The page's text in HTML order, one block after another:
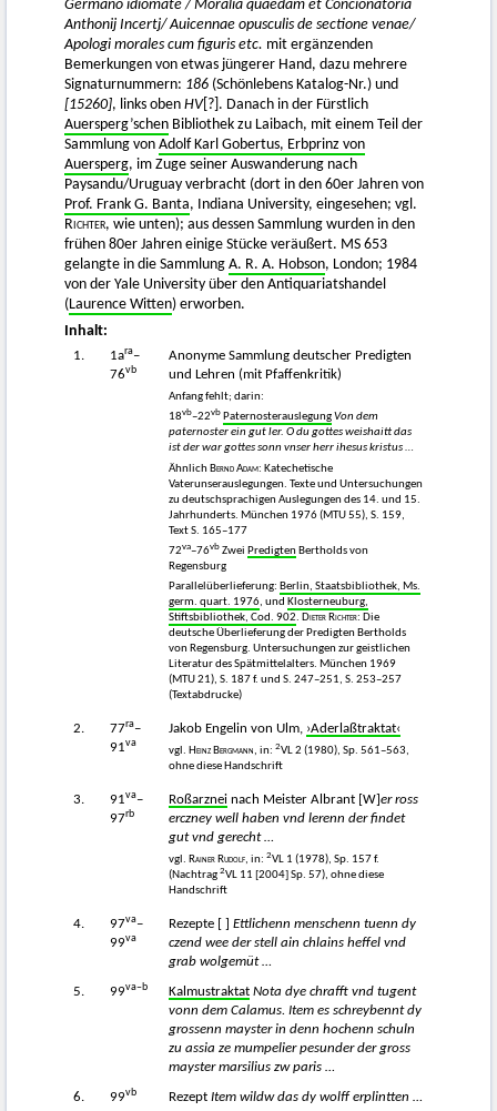
Germano idiomate / Moralia quaedam et Concionatoria
Anthonij Incertj/ Auicennae opusculis de sectione venae/
Apologi morales cum figuris etc. mit ergänzenden
Bemerkungen von etwas jüngerer Hand, dazu mehrere
Signaturnummern: 186 (Schönlebens Katalog-Nr.) und
[15260], links oben HV[?]. Danach in der Fürstlich
Auersperg’schen Bibliothek zu Laibach, mit einem Teil der
Sammlung von Adolf Karl Gobertus, Erbprinz von
Auersperg, im Zuge seiner Auswanderung nach
Paysandu/Uruguay verbracht (dort in den 60er Jahren von
Prof. Frank G. Banta, Indiana University, eingesehen; vgl.
Richter, wie unten); aus dessen Sammlung wurden in den
frühen 80er Jahren einige Stücke veräußert. MS 653
gelangte in die Sammlung A. R. A. Hobson, London; 1984
von der Yale University über den Antiquariatshandel
(Laurence Witten) erworben.
Inhalt:
1. 1ara–
76vb
Anonyme Sammlung deutscher Predigten
und Lehren (mit Pfaffenkritik)
Anfang fehlt; darin:
18vb–22vb PaternosterauslegungVon dem
paternoster ein gut ler. O du gottes weishaitt das
ist der war gottes sonn vnser herr ihesus kristus…
Ähnlich Bernd Adam: Katechetische
Vaterunserauslegungen. Texte und Untersuchungen
zu deutschsprachigen Auslegungen des 14. und 15.
Jahrhunderts. München 1976 (MTU 55), S. 159,
Text S. 165–177
72va–76vb Zwei Predigten Bertholds von
Regensburg
Parallelüberlieferung: Berlin, Staatsbibliothek, Ms.
germ. quart. 1976, und Klosterneuburg,
Stiftsbibliothek, Cod. 902. Dieter Richter: Die
deutsche Überlieferung der Predigten Bertholds
von Regensburg. Untersuchungen zur geistlichen
Literatur des Spätmittelalters. München 1969
(MTU 21), S. 187 f. und S. 247–251, S. 253–257
(Textabdrucke)
2. 77ra–
91va
Jakob Engelin von Ulm, ›Aderlaßtraktat‹
vgl. Heinz Bergmann, in: 2VL 2 (1980), Sp. 561–563,
ohne diese Handschrift
3. 91va–
97rb
Roßarznei nach Meister Albrant [W] er ross
erczney well haben vnd lerenn der findet
gut vnd gerecht …
vgl. Rainer Rudolf, in: 2VL 1 (1978), Sp. 157 f.
(Nachtrag 2VL 11 [2004] Sp. 57), ohne diese
Handschrift
4. 97va–
99va
Rezepte [ ] Ettlichenn menschenn tuenn dy
czend wee der stell ain chlains heffel vnd
grab wolgemüt …
5. 99va–b Kalmustraktat Nota dye chrafft vnd tugent
vonn dem Calamus. Item es schreybennt dy
grossenn mayster in denn hochenn schuln
zu assia ze mumpelier pesunder der gross
mayster marsilius zw paris …
6. 99vb Rezept Item wildw das dy wolff erplintten …